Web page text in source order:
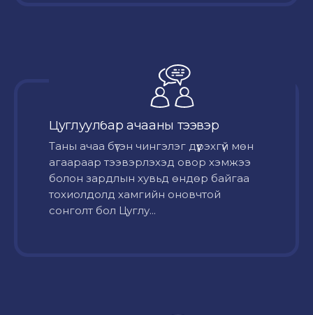
Цуглуулбар ачааны тээвэр
Таны ачаа бүтэн чингэлэг дүүрэхгүй мөн
агаараар тээвэрлэхэд овор хэмжээ
болон зардлын хувьд өндөр байгаа
тохиолдолд хамгийн оновчтой
сонголт бол Цуглу...